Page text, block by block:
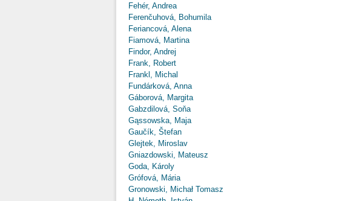
Fehér, Andrea
Ferenčuhová, Bohumila
Feriancová, Alena
Fiamová, Martina
Findor, Andrej
Frank, Robert
Frankl, Michal
Fundárková, Anna
Gáborová, Margita
Gabzdilová, Soňa
Gąssowska, Maja
Gaučík, Štefan
Glejtek, Miroslav
Gniazdowski, Mateusz
Goda, Károly
Grófová, Mária
Gronowski, Michał Tomasz